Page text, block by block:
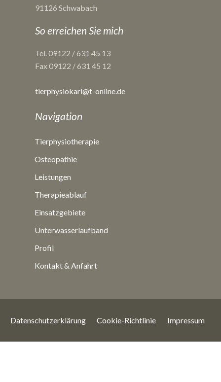
91126 Schwabach
So erreichen Sie mich
Tel. 09122 / 631 45 13
Fax 09122 / 631 45 12
tierphysiokarl@t-online.de
Navigation
Tierphysiotherapie
Osteopathie
Leistungen
Therapieablauf
Einsatzgebiete
Unterwasserlaufband
Profil
Kontakt & Anfahrt
Datenschutzerklärung Cookie-Richtlinie Impressum